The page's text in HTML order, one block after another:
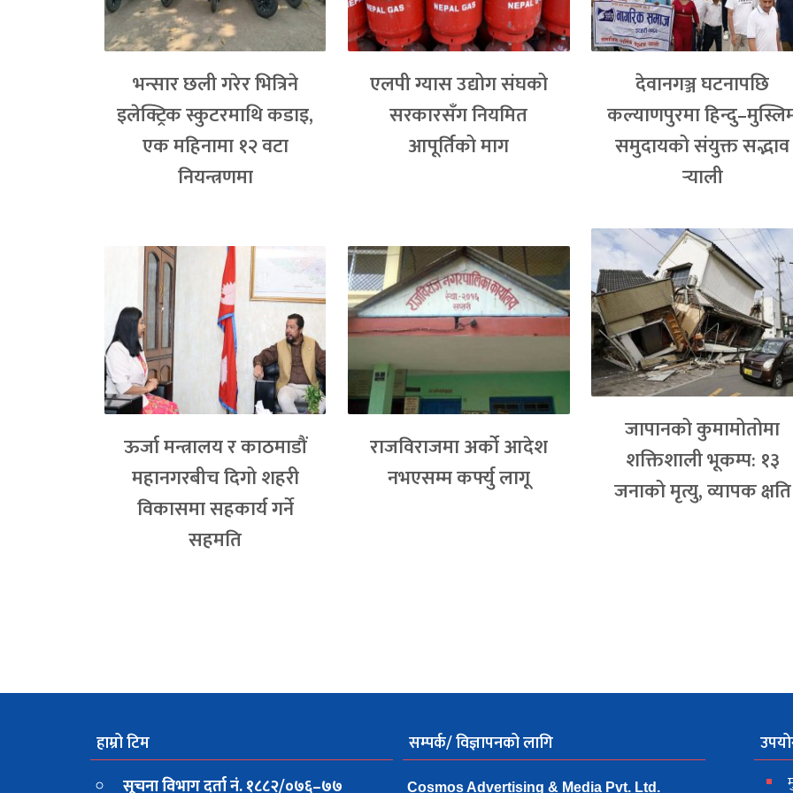
भन्सार छली गरेर भित्रिने
इलेक्ट्रिक स्कुटरमाथि कडाइ,
एक महिनामा १२ वटा
नियन्त्रणमा
एलपी ग्यास उद्योग संघको
सरकारसँग नियमित
आपूर्तिको माग
देवानगञ्ज घटनापछि
कल्याणपुरमा
समुदायको संयुक्त सद्भाव
र्‍याली
ऊर्जा मन्त्रालय र काठमाडौं
महानगरबीच दिगो शहरी
विकासमा सहकार्य गर्ने
सहमति
राजविराजमा अर्को आदेश
नभएसम्म कर्फ्यु लागू
जापानको कुमामोतोमा
शक्तिशाली भूकम्प: १३
जनाको मृत्यु, व्यापक क्षति
हाम्रो टिम
सूचना विभाग दर्ता नं. १८८२/०७६–७७
सम्पर्क/ विज्ञापनको लागि
Cosmos Advertising & Media Pvt. Ltd.